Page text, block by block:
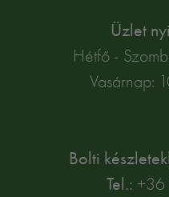
Üzlet
Hétfő -
Vasárnap:
Bolti
Tel.: +36